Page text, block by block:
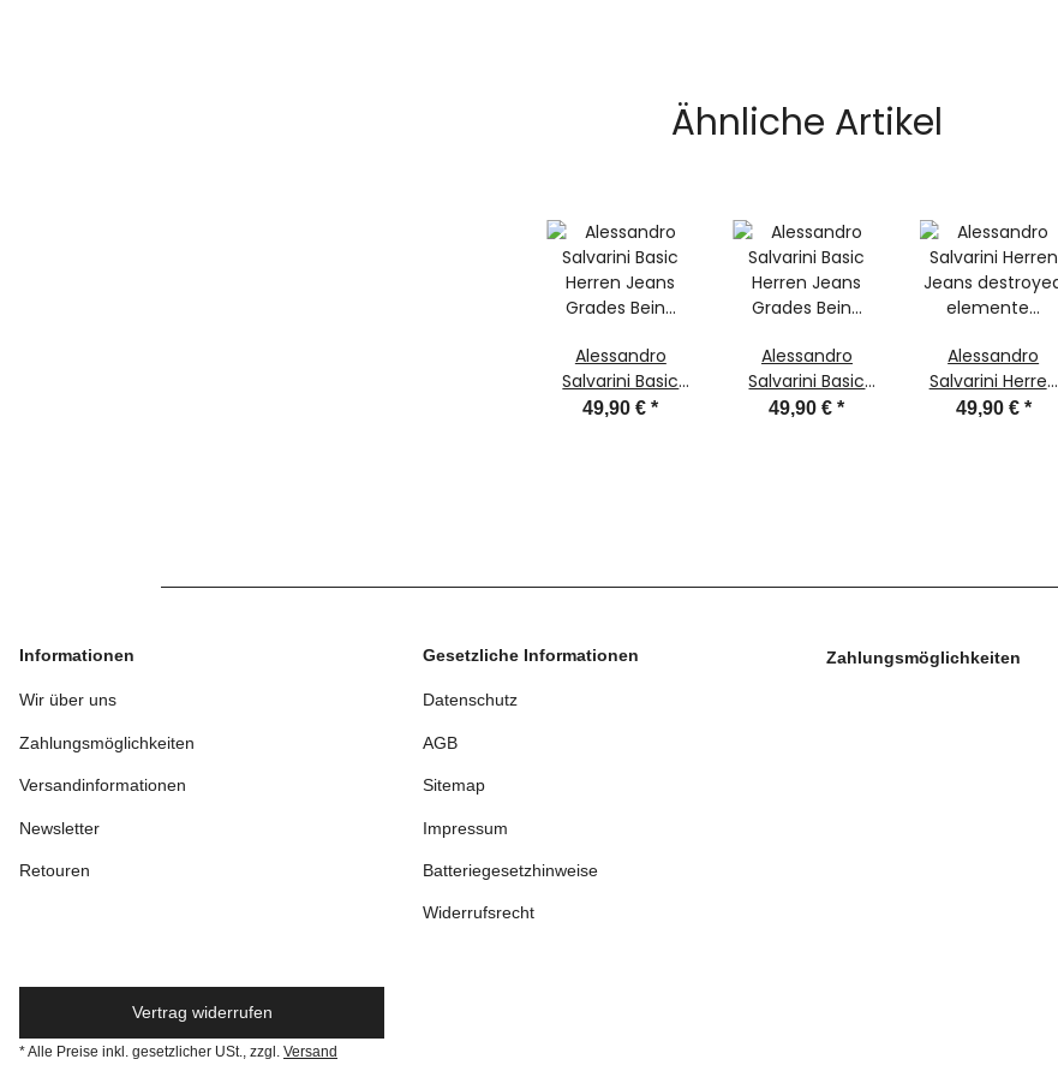
Ähnliche Artikel
Alessandro
Salvarini Basic
Herren Jeans
49,90 €*
Alessandro
Salvarini Basic
Herren Jeans
49,90 €*
Alessandro
Salvarini Herren
Jeans destroyed
49,90 € *
Informationen
Wir über uns
Zahlungsmöglichkeiten
Versandinformationen
Newsletter
Retouren
Gesetzliche Informationen
Datenschutz
AGB
Sitemap
Impressum
Batteriegesetzhinweise
Widerrufsrecht
Zahlungsmöglichkeiten
Vertrag widerrufen
* Alle Preise inkl. gesetzlicher USt., zzgl. Versand